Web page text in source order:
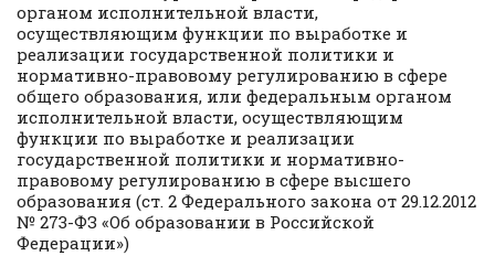
органом исполнительной власти,
осуществляющим функции по выработке и
реализации государственной политики и
нормативно-правовому регулированию в сфере
общего образования, или федеральным органом
исполнительной власти, осуществляющим
функции по выработке и реализации
государственной политики и нормативно-
правовому регулированию в сфере высшего
образования (ст. 2 Федерального закона от 29.12.2012
№ 273-ФЗ «Об образовании в Российской
Федерации»)